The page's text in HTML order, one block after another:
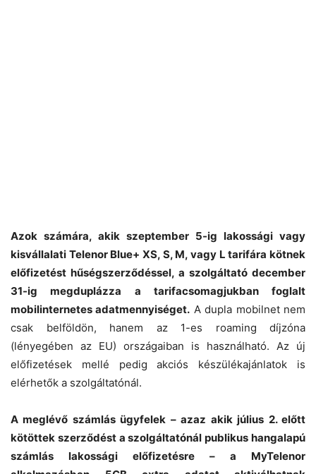
Azok számára, akik szeptember 5-ig lakossági vagy
kisvállalati Telenor Blue+ XS, S, M, vagy L tarifára kötnek
előfizetést hűségszerződéssel, a szolgáltató december
31-ig megduplázza a tarifacsomagjukban foglalt
mobilinternetes adatmennyiséget. A dupla mobilnet nem
csak belföldön, hanem az 1-es roaming díjzóna
(lényegében az EU) országaiban is használható. Az új
előfizetések mellé pedig akciós készülékajánlatok is
elérhetők a szolgáltatónál.
A meglévő számlás ügyfelek – azaz akik július 2. előtt
kötöttek szerződést a szolgáltatónál publikus hangalapú
számlás lakossági előfizetésre – a MyTelenor